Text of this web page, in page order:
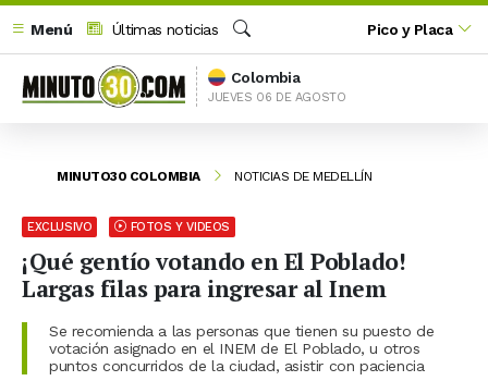
Menú
Últimas noticias
Buscar
Pico y Placa
Colombia
JUEVES 06 DE AGOSTO
MINUTO30 COLOMBIA NOTICIAS DE MEDELLÍN
EXCLUSIVO FOTOS Y VIDEOS
¡Qué gentío votando en El Poblado!
Largas filas para ingresar al Inem
Se recomienda a las personas que tienen su puesto de
votación asignado en el INEM de El Poblado, u otros
puntos concurridos de la ciudad, asistir con paciencia